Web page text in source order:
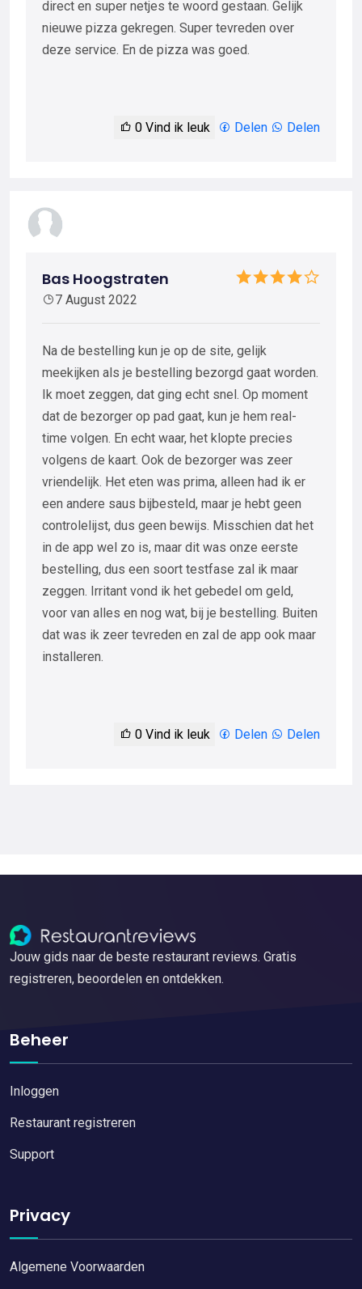
direct en super netjes te woord gestaan. Gelijk
nieuwe pizza gekregen. Super tevreden over
deze service. En de pizza was goed.
0 Vind ik leuk Delen Delen
Bas Hoogstraten
7 August 2022
Na de bestelling kun je op de site, gelijk
meekijken als je bestelling bezorgd gaat worden.
Ik moet zeggen, dat ging echt snel. Op moment
dat de bezorger op pad gaat, kun je hem real-
time volgen. En echt waar, het klopte precies
volgens de kaart. Ook de bezorger was zeer
vriendelijk. Het eten was prima, alleen had ik er
een andere saus bijbesteld, maar je hebt geen
controlelijst, dus geen bewijs. Misschien dat het
in de app wel zo is, maar dit was onze eerste
bestelling, dus een soort testfase zal ik maar
zeggen. Irritant vond ik het gebedel om geld,
voor van alles en nog wat, bij je bestelling. Buiten
dat was ik zeer tevreden en zal de app ook maar
installeren.
0 Vind ik leuk Delen Delen
Jouw gids naar de beste restaurant reviews. Gratis
registreren, beoordelen en ontdekken.
Beheer
Inloggen
Restaurant registreren
Support
Privacy
Algemene Voorwaarden